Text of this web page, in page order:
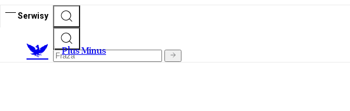
Serwisy
Plus Minus